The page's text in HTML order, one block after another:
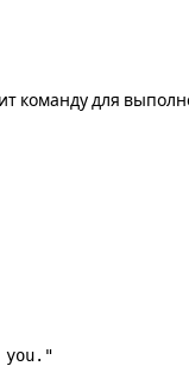
команду для